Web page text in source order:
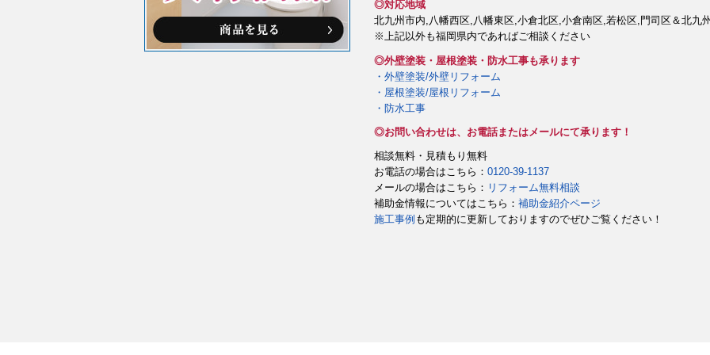
◎対応地域
北九州市内,八幡西区,八幡東区,小倉北区,小倉南区,若松区,門司区＆北九
※上記以外も福岡県内であればご相談ください
◎外壁塗装・屋根塗装・防水工事も承ります
・外壁塗装/外壁リフォーム
・屋根塗装/屋根リフォーム
・防水工事
◎お問い合わせは、お電話またはメールにて承ります！
相談無料・見積もり無料
お電話の場合はこちら： 0120-39-1137
メールの場合はこちら： リフォーム無料相談
補助金情報についてはこちら： 補助金紹介ページ
施工事例 も定期的に更新しておりますのでぜひご覧ください！